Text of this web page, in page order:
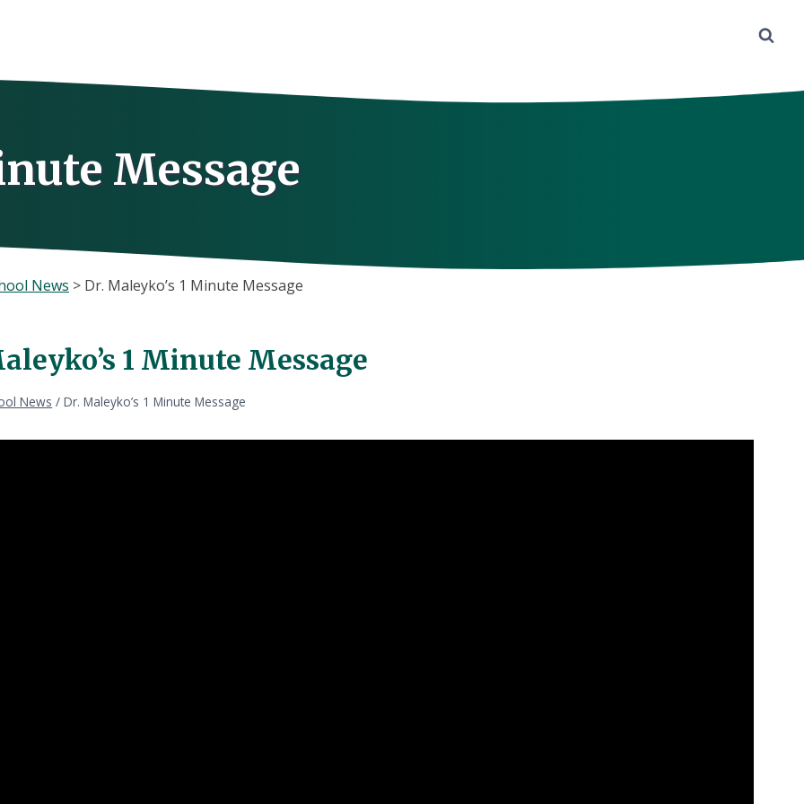
Message
News > Dr. Maleyko’s 1 Minute Message
1 Minute Message
News / Dr. Maleyko’s 1 Minute Message